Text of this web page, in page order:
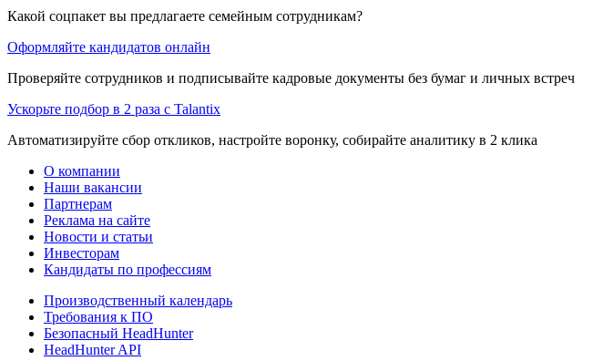
Какой соцпакет вы предлагаете семейным сотрудникам?
Оформляйте кандидатов онлайн
Проверяйте сотрудников и подписывайте кадровые документы без бумаг и личных встреч
Ускорьте подбор в 2 раза с Talantix
Автоматизируйте сбор откликов, настройте воронку, собирайте аналитику в 2 клика
О компании
Наши вакансии
Партнерам
Реклама на сайте
Новости и статьи
Инвесторам
Кандидаты по профессиям
Производственный календарь
Требования к ПО
Безопасный HeadHunter
HeadHunter API